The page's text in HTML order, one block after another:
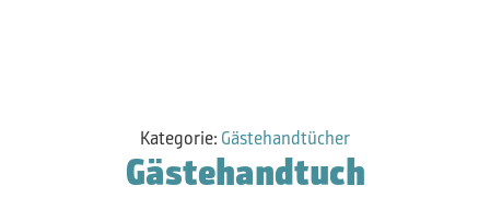
Kategorie: Gästehandtücher
Gästehandtuch